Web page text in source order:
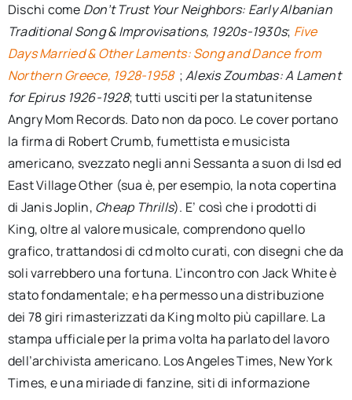
Dischi come Don’t Trust Your Neighbors: Early Albanian
Traditional Song & Improvisations, 1920s-1930s; Five
Days Married & Other Laments: Song and Dance from
Northern Greece, 1928-1958 ;Alexis Zoumbas: A Lament
for Epirus 1926-1928; tutti usciti per la statunitense
Angry Mom Records. Dato non da poco. Le cover portano
la firma di Robert Crumb, fumettista e musicista
americano, svezzato negli anni Sessanta a suon di lsd ed
East Village Other (sua è, per esempio, la nota copertina
di Janis Joplin, Cheap Thrills). E’ così che i prodotti di
King, oltre al valore musicale, comprendono quello
grafico, trattandosi di cd molto curati, con disegni che da
soli varrebbero una fortuna. L’incontro con Jack White è
stato fondamentale; e ha permesso una distribuzione
dei 78 giri rimasterizzati da King molto più capillare. La
stampa ufficiale per la prima volta ha parlato del lavoro
dell’archivista americano. Los Angeles Times, New York
Times, e una miriade di fanzine, siti di informazione